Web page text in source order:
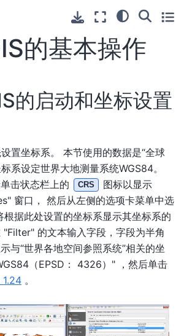
的基本操作
的启动和坐标设置
置坐标系。 本节使用的数据是“全球
系设定世界大地测量系统WGS84。
击状态栏上的
CRS
图标以显示
窗口， 然后从左侧的选项卡菜单中选
据此处设置的坐标系显示其坐标系的
的文本输入字段，字段为半角
与“世界各地空间参照系统”相关的坐
（EPSD： 4326）" ，然后单击
1.24 。